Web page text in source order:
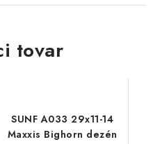
tovar
SUNF A033 29x11-14
Maxxis Bighorn dezén